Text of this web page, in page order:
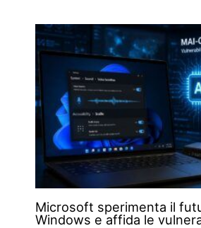
Microsoft sperimenta il
Windows e affida le